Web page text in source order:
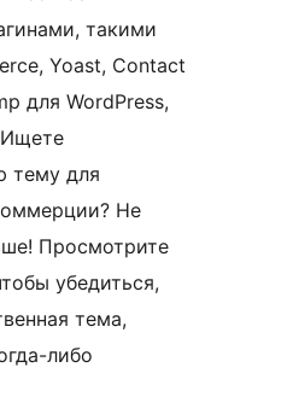
такими
Yoast, Contact
для WordPress,
Ищете
тему для
Не
Просмотрите
убедиться,
тема,
либо